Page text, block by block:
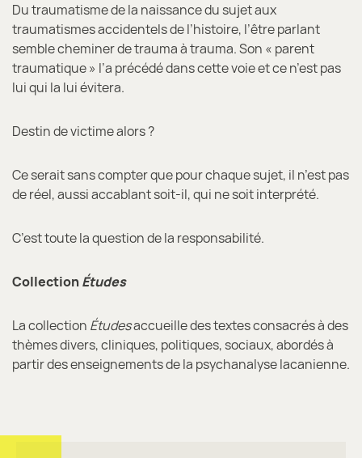
Du traumatisme de la naissance du sujet aux
traumatismes accidentels de l’histoire, l’être parlant
semble cheminer de trauma à trauma. Son « parent
traumatique » l’a précédé dans cette voie et ce n’est pas
lui qui la lui évitera.
Destin de victime alors ?
Ce serait sans compter que pour chaque sujet, il n’est pas
de réel, aussi accablant soit-il, qui ne soit interprété.
C’est toute la question de la responsabilité.
CollectionÉtudes
La collection Étudesaccueille des textes consacrés à des
thèmes divers, cliniques, politiques, sociaux, abordés à
partir des enseignements de la psychanalyse lacanienne.